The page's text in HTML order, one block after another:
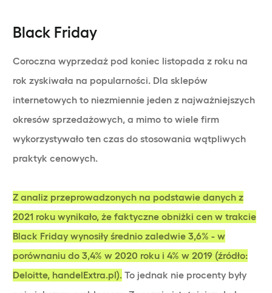
Black Friday
Coroczna wyprzedaż pod koniec listopada z roku na
rok zyskiwała na popularności. Dla sklepów
internetowych to niezmiennie jeden z najważniejszych
okresów sprzedażowych, a mimo to wiele firm
wykorzystywało ten czas do stosowania wątpliwych
praktyk cenowych.
Z analiz przeprowadzonych na podstawie danych z
2021 roku wynikało, że faktyczne obniżki cen w trakcie
Black Friday wynosiły średnio zaledwie 3,6% - w
porównaniu do 3,4% w 2020 roku i 4% w 2019 (źródło:
Deloitte, handelExtra.pl). To jednak nie procenty były